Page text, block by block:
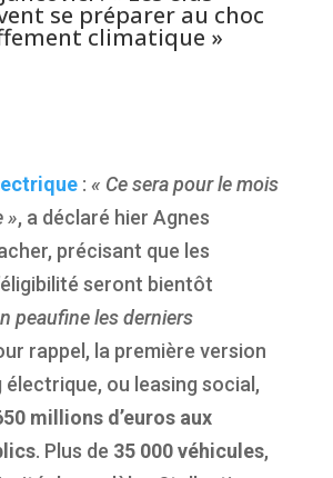
se préparer au choc
climatique »
: « Ce sera pour le mois
», a déclaré hier Agnes
précisant que les
seront bientôt
peaufine les derniers
rappel, la première version
électrique, ou leasing social,
millions d’euros aux
. Plus de 35 000 véhicules,